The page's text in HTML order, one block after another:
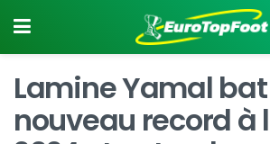
Lamine Yamal
nouveau record à